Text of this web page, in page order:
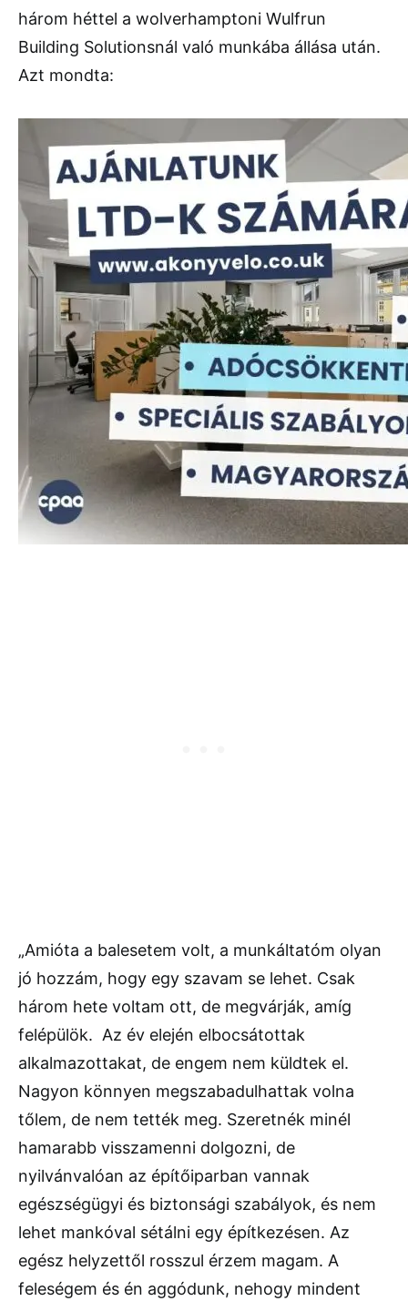
három héttel a wolverhamptoni Wulfrun
Building Solutionsnál való munkába állása után.
Azt mondta:
„Amióta a balesetem volt, a munkáltatóm olyan
jó hozzám, hogy egy szavam se lehet. Csak
három hete voltam ott, de megvárják, amíg
felépülök. Az év elején elbocsátottak
alkalmazottakat, de engem nem küldtek el.
Nagyon könnyen megszabadulhattak volna
tőlem, de nem tették meg. Szeretnék minél
hamarabb visszamenni dolgozni, de
nyilvánvalóan az építőiparban vannak
egészségügyi és biztonsági szabályok, és nem
lehet mankóval sétálni egy építkezésen. Az
egész helyzettől rosszul érzem magam. A
feleségem és én aggódunk, nehogy mindent